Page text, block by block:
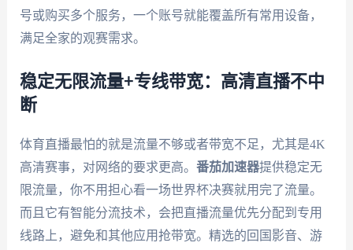
号或购买多个服务，一个账号就能覆盖所有常用设备，
满足全家的观赛需求。
稳定无限流量+专线带宽：高清直播不中
断
体育直播最怕的就是流量不够或者带宽不足，尤其是4K
高清赛事，对网络的要求更高。 番茄加速器提供稳定无
限流量，你不用担心看一场世界杯决赛就用完了流量。
而且它有智能分流技术，会把直播流量优先分配到专用
线路上，避免和其他应用抢带宽。精选的回国影音、游